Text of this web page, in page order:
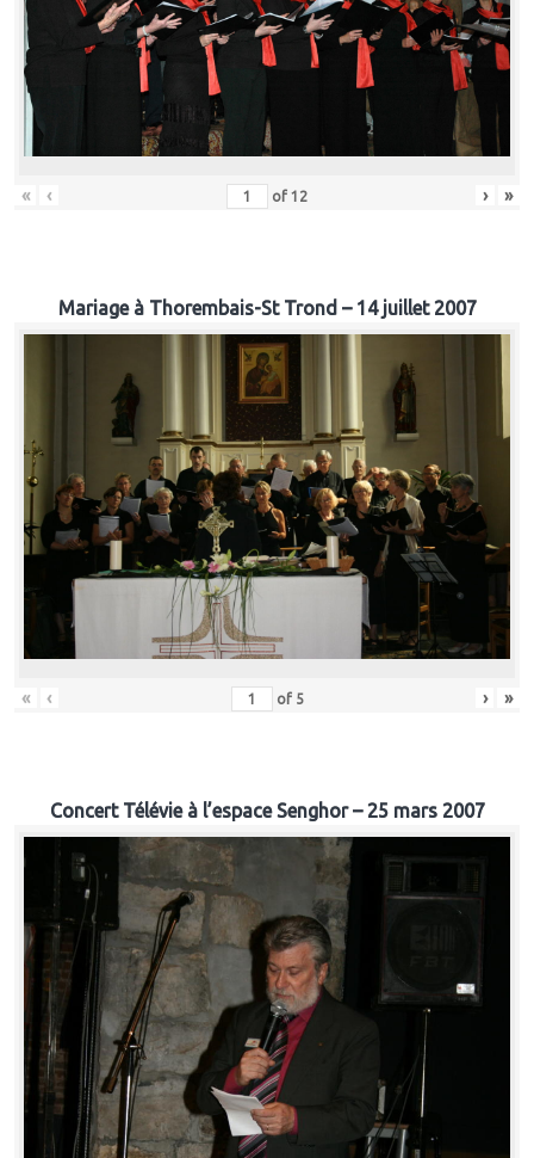
« ‹ of 12 › »
Mariage à Thorembais-St Trond – 14 juillet 2007
« ‹ of 5 › »
Concert Télévie à l’espace Senghor – 25 mars 2007